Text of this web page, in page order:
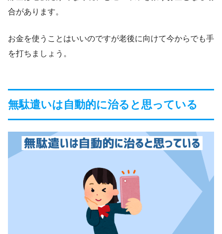
合があります。
お金を使うことはいいのですが老後に向けて今からでも手
を打ちましょう。
無駄遣いは自動的に治ると思っている